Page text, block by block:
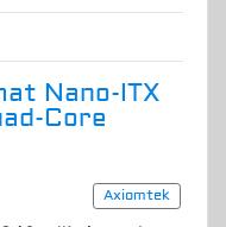
Nano-ITX
Core
Axiomtek